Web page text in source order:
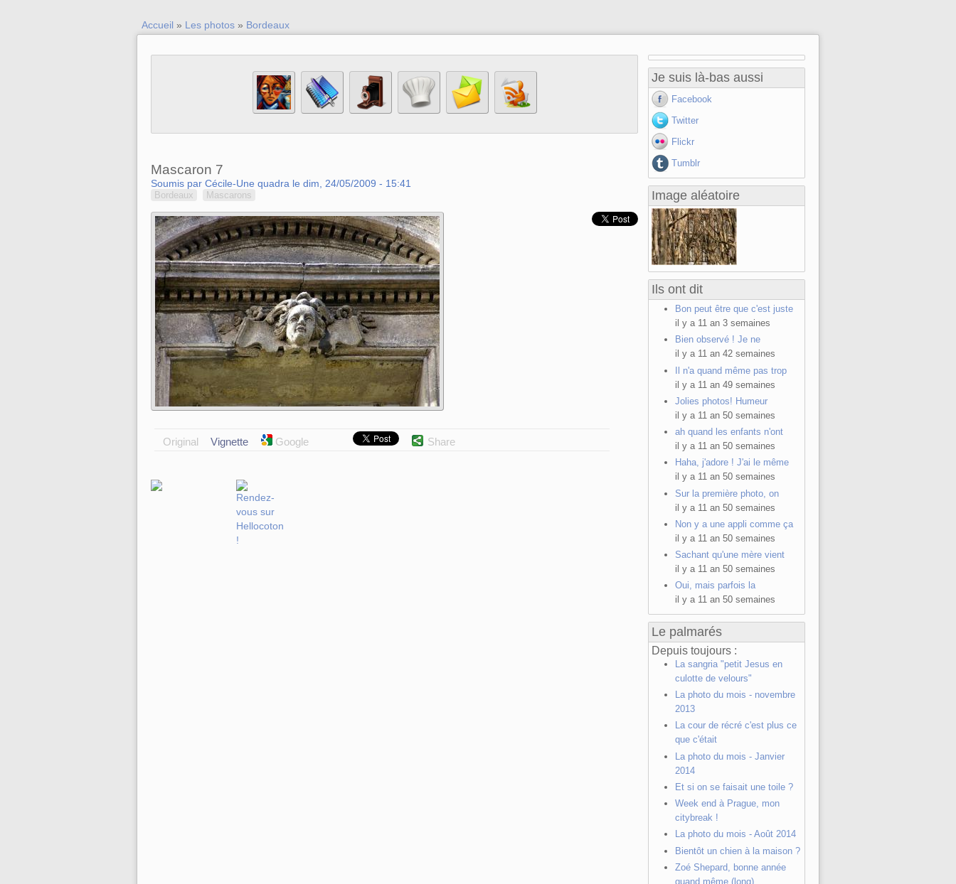
Accueil » Les photos » Bordeaux
Mascaron 7
Soumis par Cécile-Une quadra le dim, 24/05/2009 - 15:41
Bordeaux Mascarons
Original Vignette Google Share
Je suis là-bas aussi
Facebook
Twitter
Flickr
Tumblr
Image aléatoire
Ils ont dit
Bon peut être que c'est juste
il y a 11 an 3 semaines
Bien observé ! Je ne
il y a 11 an 42 semaines
Il n'a quand même pas trop
il y a 11 an 49 semaines
Jolies photos! Humeur
il y a 11 an 50 semaines
ah quand les enfants n'ont
il y a 11 an 50 semaines
Haha, j'adore ! J'ai le même
il y a 11 an 50 semaines
Sur la première photo, on
il y a 11 an 50 semaines
Non y a une appli comme ça
il y a 11 an 50 semaines
Sachant qu'une mère vient
il y a 11 an 50 semaines
Oui, mais parfois la
il y a 11 an 50 semaines
Le palmarés
Depuis toujours :
La sangria "petit Jesus en
culotte de velours"
La photo du mois - novembre
2013
La cour de récré c'est plus ce
que c'était
La photo du mois - Janvier
2014
Et si on se faisait une toile ?
Week end à Prague, mon
citybreak !
La photo du mois - Août 2014
Bientôt un chien à la maison ?
Zoé Shepard, bonne année
quand même (long)